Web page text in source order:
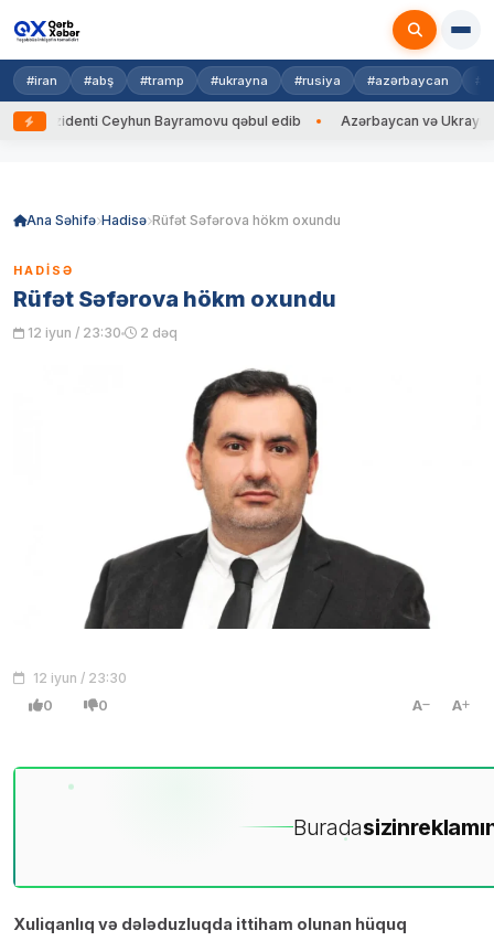
#iran #abş #tramp #ukrayna #rusiya #azərbaycan
Ceyhun Bayramovu qəbul edib Azərbaycan və Ukrayna XİN
Ana Səhifə Hadisə Rüfət Səfərova hökm oxundu
HADISƏ
Rüfət Səfərova hökm oxundu
12 iyun / 23:30 2 dəq
12 iyun / 23:30
0 0 A A
Buradasizin
Xuliqanlıq və dələduzluqda ittiham olunan hüquq